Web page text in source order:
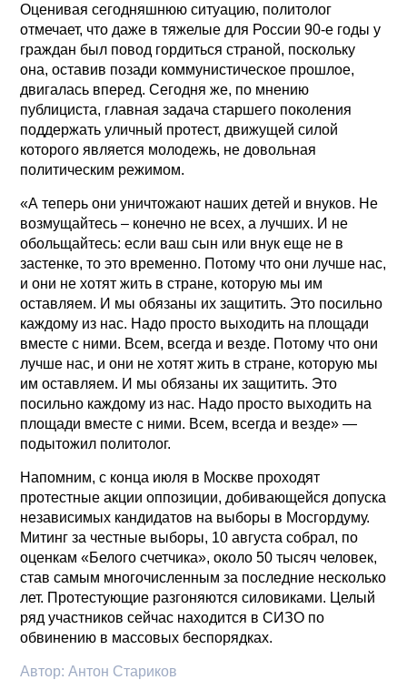
Оценивая сегодняшнюю ситуацию, политолог
отмечает, что даже в тяжелые для России 90-е годы у
граждан был повод гордиться страной, поскольку
она, оставив позади коммунистическое прошлое,
двигалась вперед. Сегодня же, по мнению
публициста, главная задача старшего поколения
поддержать уличный протест, движущей силой
которого является молодежь, не довольная
политическим режимом.
«А теперь они уничтожают наших детей и внуков. Не
возмущайтесь – конечно не всех, а лучших. И не
обольщайтесь: если ваш сын или внук еще не в
застенке, то это временно. Потому что они лучше нас,
и они не хотят жить в стране, которую мы им
оставляем. И мы обязаны их защитить. Это посильно
каждому из нас. Надо просто выходить на площади
вместе с ними. Всем, всегда и везде. Потому что они
лучше нас, и они не хотят жить в стране, которую мы
им оставляем. И мы обязаны их защитить. Это
посильно каждому из нас. Надо просто выходить на
площади вместе с ними. Всем, всегда и везде» —
подытожил политолог.
Напомним, с конца июля в Москве проходят
протестные акции оппозиции, добивающейся допуска
независимых кандидатов на выборы в Мосгордуму.
Митинг за честные выборы, 10 августа собрал, по
оценкам «Белого счетчика», около 50 тысяч человек,
став самым многочисленным за последние несколько
лет. Протестующие разгоняются силовиками. Целый
ряд участников сейчас находится в СИЗО по
обвинению в массовых беспорядках.
Автор:Антон Стариков